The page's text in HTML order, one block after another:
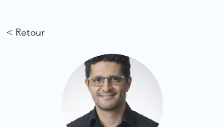
< Retour